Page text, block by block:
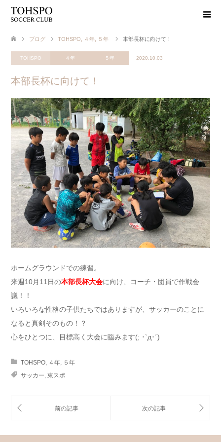
ブログ TOHSPO ４年 ５年 本部長杯に向けて！
TOHSPO ４年 ５年 2020.10.03
本部長杯に向けて！
ホームグラウンドでの練習。
来週10月11日の本部長杯大会に向け、コーチ・団員で作戦会
議！！
いろいろな性格の子供たちではありますが、サッカーのことに
なると真剣そのもの！？
心をひとつに、目標高く大会に臨みます(; ･`д･´)
TOHSPO, ４年, ５年
サッカー, 東スポ